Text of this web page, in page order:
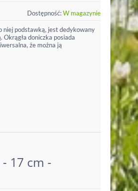
Dostępność:W magazynie
niej podstawką, jest dedykowany
doniczka posiada
że można ją
17 cm -